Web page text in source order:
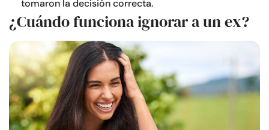
tomaron la decisión correcta.
¿Cuándo funciona ignorar a un ex?